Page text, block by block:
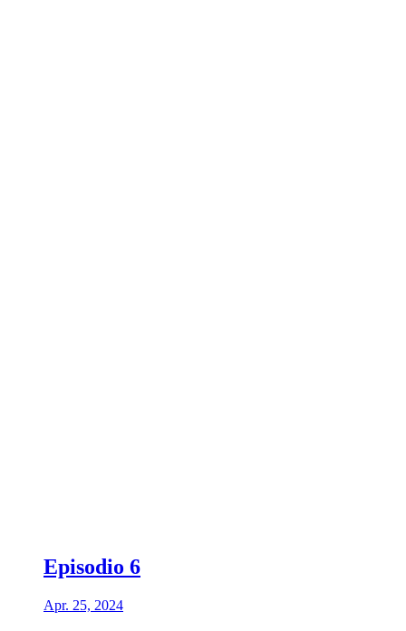
Episodio 6
Apr. 25, 2024